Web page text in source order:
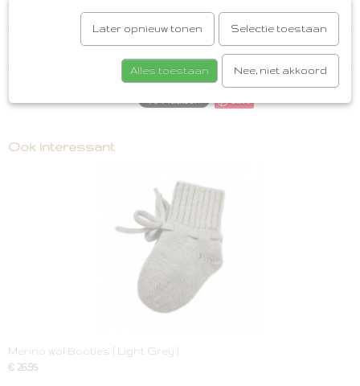
Save
Ook interessant
Merino wol Booties [ Light Grey ]
€ 26,95
Later opnieuw tonen Selectie toestaan
Alles toestaan Nee, niet akkoord